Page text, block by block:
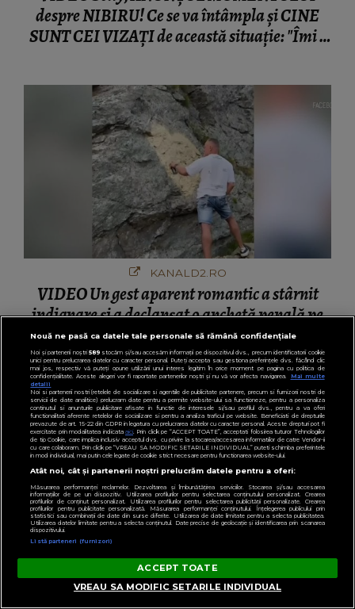
despre NIBIRU! Ce se va întâmpla și CINE
SUNT CEI VIZAȚI de această situație: "Îmi e
KANALD2.RO
VIDEO Un gest aparent romantic a stârnit
indignare și a declanșat o anchetă penală pe
Transfăgărășan
PENTRU TINE
Nouă ne pasă ca datele tale personale să rămână confidențiale
Noi și partenerii noștri589stocăm și/sau accesăm informații pe dispozitivul dvs., precum identificatorii cookie
unici pentru prelucrarea datelor cu caracter personal. Puteți accepta sau gestiona preferințele dvs. făcând clic
mai jos, respectiv vă puteți opune utilizării unui interes legitim în orice moment pe pagina cu politica de
confidențialitate. Aceste alegeri vor fi raportate partenerilor noștri și nu vă vor afecta navigarea.
Mai multe
detalii
Noi si partenerii nostri (retelele de socializare si agentiile de publicitate partenere, precum si furnizorii nostri de
servicii de date analitice) prelucram date pentru a permite website-ului sa functioneze, pentru a personaliza
continutul si anunturile publicitare afisate in functie de interesele si/sau profilul dvs., pentru a va oferi
functionalitati aferente retelelor de socializare si pentru a analiza traficul pe website. Beneficiati de drepturile
prevazute de art. 15-22 din GDPR in legatura cu prelucrarea datelor cu caracter personal. Aceste drepturi pot fi
exercitate prin modalitatea indicataaici. Prin click pe “ACCEPT TOATE”, acceptati folosirea tuturor Tehnologiilor
de tip Cookie, care implica inclusiv acceptul dvs. cu privire la stocarea/accesarea informatiilor de catre Vendor-ii
cu care colaboram. Prin click pe “VREAU SA MODIFIC SETARILE INDIVIDUAL” puteti schimba preferintele
in mod individual, mai putin cele legate de cookie strict necesare pentru functionarea website-ului.
Atât noi, cât și partenerii noștri prelucrăm datele pentru a oferi:
Măsurarea performanței reclamelor. Dezvoltarea și îmbunătățirea serviciilor. Stocarea și/sau accesarea
informațiilor de pe un dispozitiv. Utilizarea profilurilor pentru selectarea conținutului personalizat. Crearea
profilurilor de conținut personalizat. Utilizarea profilurilor pentru selectarea publicității personalizate. Crearea
profilurilor pentru publicitate personalizată. Măsurarea performanței conținutului. Înțelegerea publicului prin
statistici sau combinații de date din surse diferite. Utilizarea de date limitate pentru a selecta publicitatea.
Utilizarea datelor limitate pentru a selecta conținutul. Date precise de geolocație și identificarea prin scanarea
dispozitivului.
Listă parteneri (furnizori)
ACCEPT TOATE
VREAU SA MODIFIC SETARILE INDIVIDUAL